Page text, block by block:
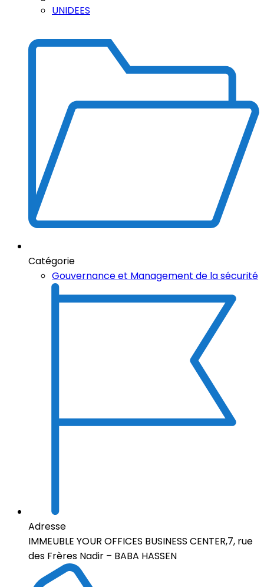
UNIDEES
Catégorie
Gouvernance et Management de la sécurité
Adresse
IMMEUBLE YOUR OFFICES BUSINESS CENTER,7, rue
des Frères Nadir – BABA HASSEN